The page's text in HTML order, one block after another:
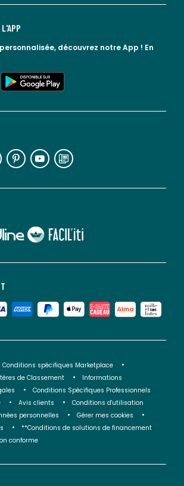
lien vers Faciliti
lien vers l'espace réseaux sociaux lien vers l'espace réseaux sociaux lien vers le blog la redoute
découvrez notre App ! En
lien vers google play
Conditions spécifiques Marketplace
de Classement
Informations
Conditions Spécifiques Professionnels
Avis clients
Conditions d'utilisation
personnelles
Gérer mes cookies
**Conditions de solutions de financement
conforme